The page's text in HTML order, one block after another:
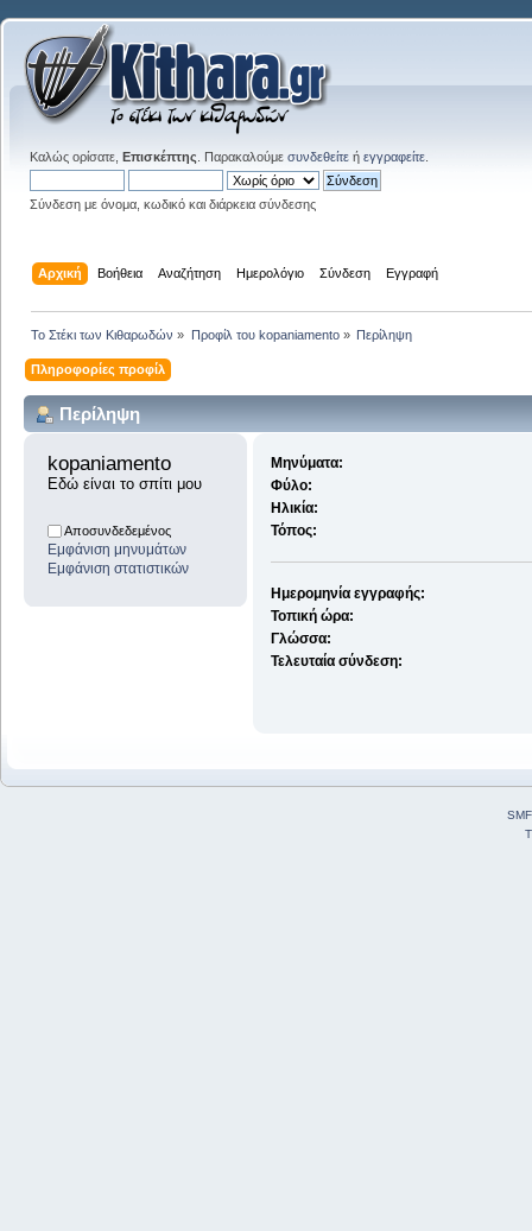
Καλώς ορίσατε, Επισκέπτης . Παρακαλούμε συνδεθείτε ή εγγραφείτε
Σύνδεση με όνομα, κωδικό και διάρκεια σύνδεσης
Αρχική Βοήθεια Αναζήτηση Ημερολόγιο Σύνδεση Εγγραφή
Το Στέκι των Κιθαρωδών » Προφίλ του kopaniamento» Περίληψη
Πληροφορίες προφίλ
Περίληψη
kopaniamento
Εδώ είναι το σπίτι μου
Αποσυνδεδεμένος
Εμφάνιση μηνυμάτων
Εμφάνιση στατιστικών
Μηνύματα:
Φύλο:
Ηλικία:
Τόπος:
Ημερομηνία εγγραφής:
Τοπική ώρα:
Γλώσσα:
Τελευταία σύνδεση: